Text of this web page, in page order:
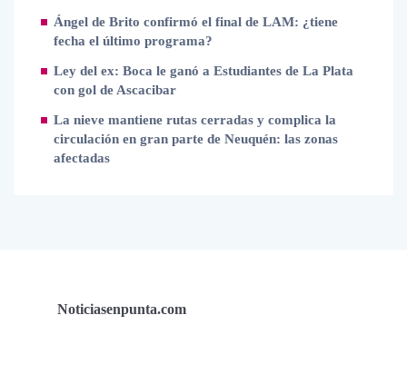
Ángel de Brito confirmó el final de LAM: ¿tiene
fecha el último programa?
Ley del ex: Boca le ganó a Estudiantes de La Plata
con gol de Ascacibar
La nieve mantiene rutas cerradas y complica la
circulación en gran parte de Neuquén: las zonas
afectadas
Noticiasenpunta.com